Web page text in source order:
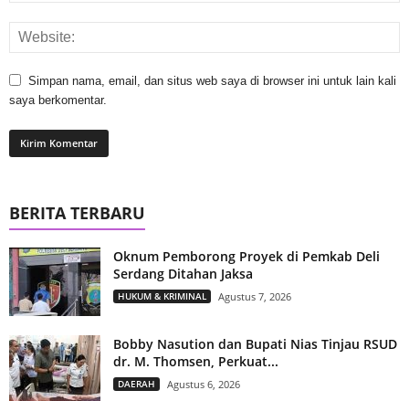
Simpan nama, email, dan situs web saya di browser ini untuk lain kali
saya berkomentar.
BERITA TERBARU
Oknum Pemborong Proyek di Pemkab Deli
Serdang Ditahan Jaksa
HUKUM & KRIMINAL Agustus 7, 2026
Bobby Nasution dan Bupati Nias Tinjau RSUD
dr. M. Thomsen, Perkuat...
DAERAH Agustus 6, 2026